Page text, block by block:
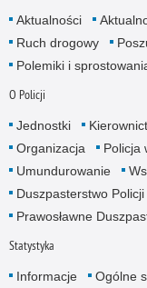
Aktualności
Ruch drogowy
Polemiki i
O Policji
Jednostki
Organizacja
Policja
Umundurowanie
Duszpasterstwo
Prawosławne
Statystyka
Informacje Ogólne